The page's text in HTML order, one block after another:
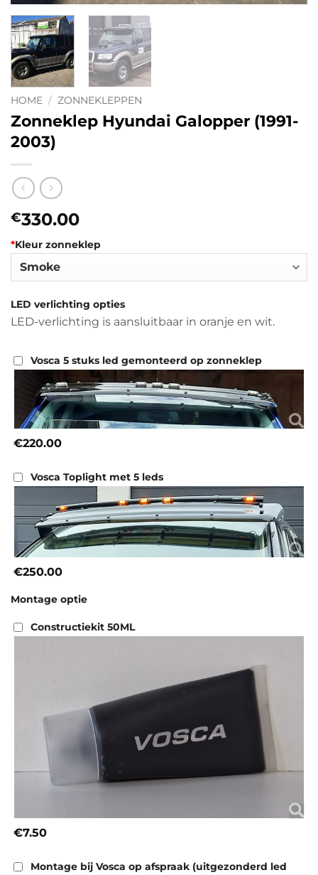
HOME / ZONNEKLEPPEN
Zonneklep Hyundai Galopper (1991-
2003)
€330.00
*Kleur zonneklep
LED verlichting opties
LED-verlichting is aansluitbaar in oranje en wit.
Vosca 5 stuks led gemonteerd op zonneklep
€220.00
Vosca Toplight met 5 leds
€250.00
Montage optie
Constructiekit 50ML
€7.50
Montage bij Vosca op afspraak (uitgezonderd led